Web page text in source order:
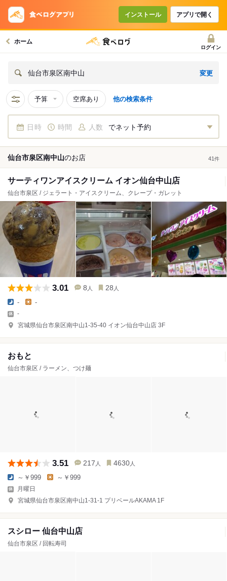
インストール アプリで開く
ホーム
ログイン
仙台市泉区南中山 変更
予算 空席あり 他の検索条件
日時 時間 人数 でネット予約
仙台市泉区南中山のお店 41 件
サーティワンアイスクリーム イオン仙台中山店
仙台市泉区 / ジェラート・アイスクリーム、クレープ・ガレット
3.01 8 人 28 人
- -
-
宮城県仙台市泉区南中山1-35-40 イオン仙台中山店 3F
おもと
仙台市泉区 / ラーメン、つけ麺
3.51 217 人 4630 人
～￥999 ～￥999
月曜日
宮城県仙台市泉区南中山1-31-1 プリベールAKAMA 1F
スシロー 仙台中山店
仙台市泉区 / 回転寿司